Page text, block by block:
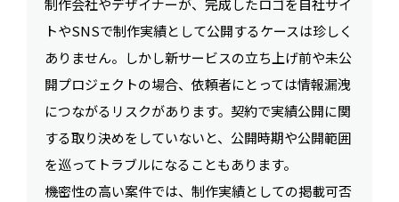
制作会社やデザイナーが、完成したロゴを自社サイ
トやSNSで制作実績として公開するケースは珍しく
ありません。しかし新サービスの立ち上げ前や未公
開プロジェクトの場合、依頼者にとっては情報漏洩
につながるリスクがあります。契約で実績公開に関
する取り決めをしていないと、公開時期や公開範囲
を巡ってトラブルになることもあります。
機密性の高い案件では、制作実績としての掲載可否